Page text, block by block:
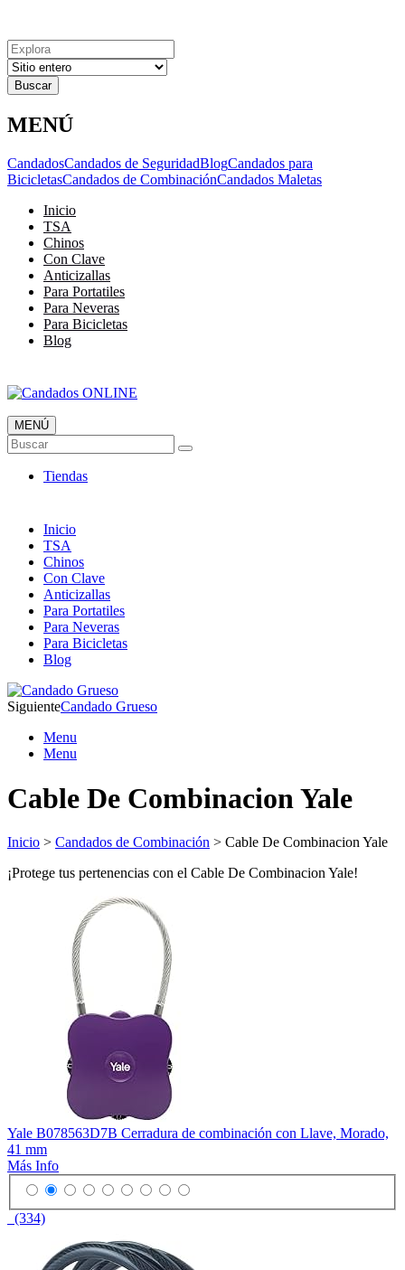
Resultados
para
MENÚ
CandadosCandados de SeguridadBlogCandados para
BicicletasCandados de CombinaciónCandados Maletas
Inicio
TSA
Chinos
Con Clave
Anticizallas
Para Portatiles
Para Neveras
Para Bicicletas
Blog
Candados ONLINE
Envió 24/7!!!
MENÚ
Buscar
Tiendas
Inicio
TSA
Chinos
Con Clave
Anticizallas
Para Portatiles
Para Neveras
Para Bicicletas
Blog
SiguienteCandado Grueso
Menu
Menu
Cable De Combinacion Yale
Inicio > Candados de Combinación > Cable De Combinacion Yale
¡Protege tus pertenencias con el Cable De Combinacion Yale!
Yale B078563D7B Cerradura de combinación con Llave, Morado,
41 mm
Más Info
(334)